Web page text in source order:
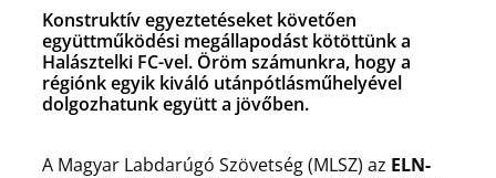
Konstruktív egyeztetéseket követően
együttműködési megállapodást kötöttünk a
Halásztelki FC-vel. Öröm számunkra, hogy a
régiónk egyik kiváló utánpótlásműhelyével
dolgozhatunk együtt a jövőben.
A Magyar Labdarúgó Szövetség (MLSZ) az ELN-